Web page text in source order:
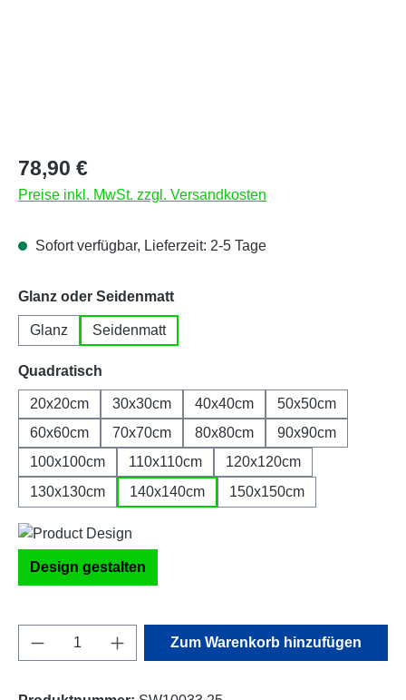
Regulärer Preis:
78,90 €
Preise inkl. MwSt. zzgl. Versandkosten
Sofort verfügbar, Lieferzeit: 2-5 Tage
Glanz oder Seidenmattauswählen
Glanz Seidenmatt
Quadratisch
20x20cm 30x30cm 40x40cm
50x50cm
60x60cm
70x70cm 80x80cm
90x90cm
100x100cm
110x110cm
120x120cm
130x130cm
140x140cm 150x150cm
Design gestalten
Produkt Anzahl: Gib den gewünschten
Zum Warenkorb hinzufügen